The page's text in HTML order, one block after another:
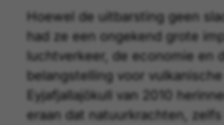
Hoewel de uitbarsting geen
had ze een ongekend grote
luchtverkeer, de economie en
belangstelling voor
Eyjafjallajökull van 2010
eraan dat natuurkrachten,